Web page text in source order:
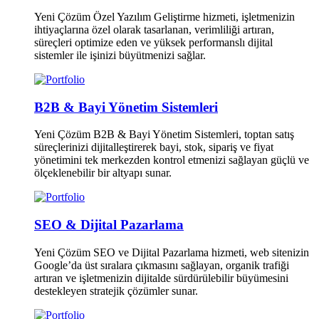
Yeni Çözüm Özel Yazılım Geliştirme hizmeti, işletmenizin
ihtiyaçlarına özel olarak tasarlanan, verimliliği artıran,
süreçleri optimize eden ve yüksek performanslı dijital
sistemler ile işinizi büyütmenizi sağlar.
B2B & Bayi Yönetim Sistemleri
Yeni Çözüm B2B & Bayi Yönetim Sistemleri, toptan satış
süreçlerinizi dijitalleştirerek bayi, stok, sipariş ve fiyat
yönetimini tek merkezden kontrol etmenizi sağlayan güçlü ve
ölçeklenebilir bir altyapı sunar.
SEO & Dijital Pazarlama
Yeni Çözüm SEO ve Dijital Pazarlama hizmeti, web sitenizin
Google’da üst sıralara çıkmasını sağlayan, organik trafiği
artıran ve işletmenizin dijitalde sürdürülebilir büyümesini
destekleyen stratejik çözümler sunar.